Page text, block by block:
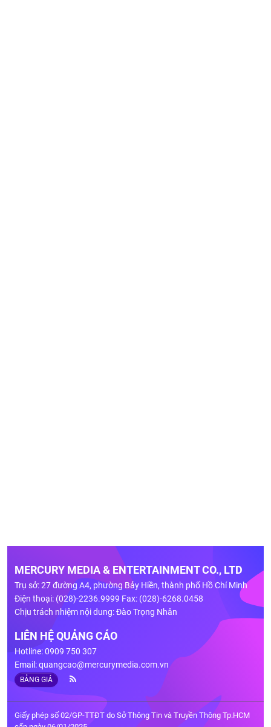
MERCURY MEDIA & ENTERTAINMENT CO., LTD
Trụ sở: 27 đường A4, phường Bảy Hiền, thành phố Hồ Chí Minh
Điện thoại: (028)-2236.9999 Fax: (028)-6268.0458
Chịu trách nhiệm nội dung: Đào Trọng Nhân
LIÊN HỆ QUẢNG CÁO
Hotline: 0909 750 307
Email:quangcao@mercurymedia.com.vn
BẢNG GIÁ
Giấy phép số 02/GP-TTĐT do Sở Thông Tin và Truyền Thông Tp.HCM